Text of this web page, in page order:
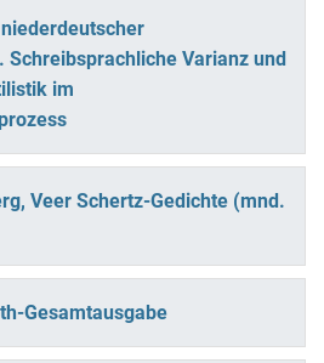
Schreibsprachliche Varianz und
im
Veer Schertz-Gedichte (mnd.
Gesamtausgabe